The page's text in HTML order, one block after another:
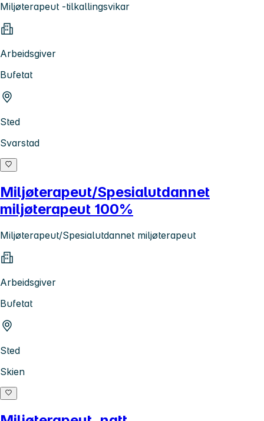
Miljøterapeut -tilkallingsvikar
Arbeidsgiver
Bufetat
Sted
Svarstad
Miljøterapeut/Spesialutdannet
miljøterapeut 100%
Miljøterapeut/Spesialutdannet miljøterapeut
Arbeidsgiver
Bufetat
Sted
Skien